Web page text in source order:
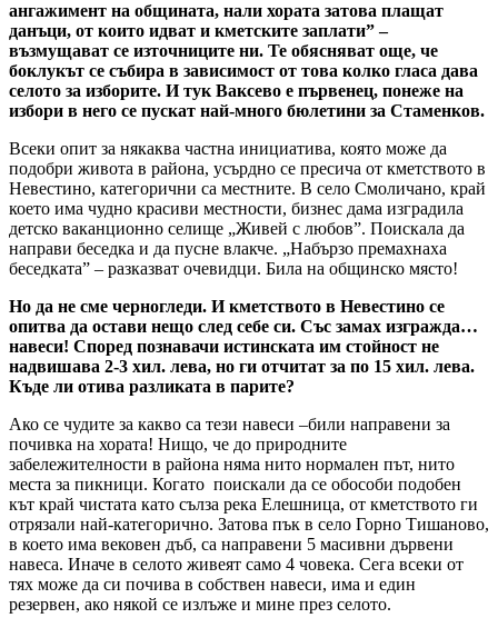
ангажимент на общината, нали хората затова плащат
данъци, от които идват и кметските заплати” –
възмущават се източниците ни. Те обясняват още, че
боклукът се събира в зависимост от това колко гласа дава
селото за изборите. И тук Ваксево е първенец, понеже на
избори в него се пускат най-много бюлетини за Стаменков.
Всеки опит за някаква частна инициатива, която може да
подобри живота в района, усърдно се пресича от кметството в
Невестино, категорични са местните. В село Смоличано, край
което има чудно красиви местности, бизнес дама изградила
детско ваканционно селище „Живей с любов”. Поискала да
направи беседка и да пусне влакче. „Набързо премахнаха
беседката” – разказват очевидци. Била на общинско място!
Но да не сме черногледи. И кметството в Невестино се
опитва да остави нещо след себе си. Със замах изгражда…
навеси! Според познавачи истинската им стойност не
надвишава 2-3 хил. лева, но ги отчитат за по 15 хил. лева.
Къде ли отива разликата в парите?
Ако се чудите за какво са тези навеси –били направени за
почивка на хората! Нищо, че до природните
забележителности в района няма нито нормален път, нито
места за пикници. Когато поискали да се обособи подобен
кът край чистата като сълза река Елешница, от кметството ги
отрязали най-категорично. Затова пък в село Горно Тишаново,
в което има вековен дъб, са направени 5 масивни дървени
навеса. Иначе в селото живеят само 4 човека. Сега всеки от
тях може да си почива в собствен навеси, има и един
резервен, ако някой се излъже и мине през селото.